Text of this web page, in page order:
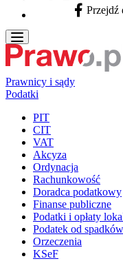
Facebook -
Przejdź
Prawnicy i sądy
Podatki
PIT
CIT
VAT
Akcyza
Ordynacja
Rachunkowość
Doradca podatkowy
Finanse publiczne
Podatki i opłaty
Podatek od
Orzeczenia
KSeF